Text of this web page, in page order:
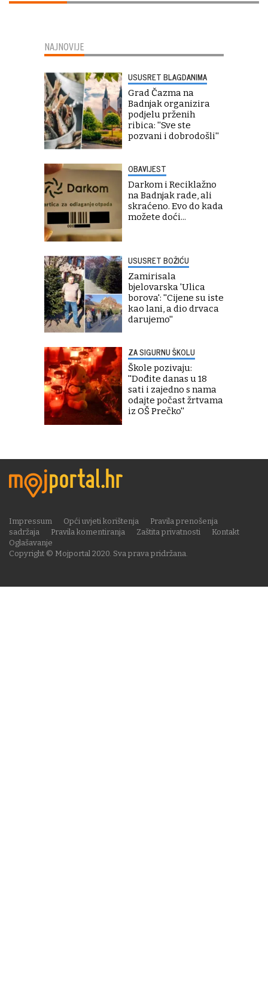
NAJNOVIJE
USUSRET BLAGDANIMA
Grad Čazma na
Badnjak organizira
podjelu prženih
ribica: ''Sve ste
pozvani i dobrodošli''
OBAVIJEST
Darkom i Reciklažno
na Badnjak rade, ali
skraćeno. Evo do kada
možete doći...
USUSRET BOŽIĆU
Zamirisala
bjelovarska 'Ulica
borova': ''Cijene su iste
kao lani, a dio drvaca
darujemo''
ZA SIGURNU ŠKOLU
Škole pozivaju:
''Dođite danas u 18
sati i zajedno s nama
odajte počast žrtvama
iz OŠ Prečko''
Copyright © Mojportal 2020. Sva prava pridržana.
Impressum Opći uvjeti korištenja
Pravila prenošenja
sadržaja
Pravila komentiranja Zaštita privatnosti
Kontakt
Oglašavanje